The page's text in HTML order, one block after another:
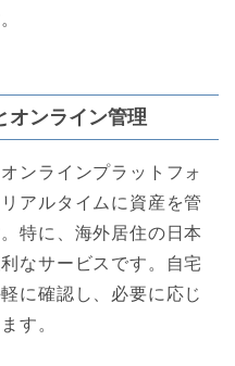
オンライン管理
ンラインプラットフォ
アルタイムに資産を管
特に、海外居住の日本
なサービスです。自宅
に確認し、必要に応じ
す。